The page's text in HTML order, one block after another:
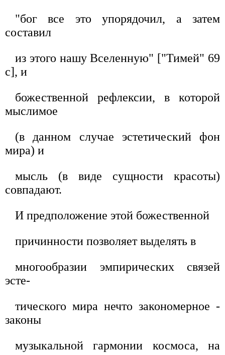
"бог все это упорядочил, а затем
составил
из этого нашу Вселенную" ["Тимей" 69
c], и
божественной рефлексии, в которой
мыслимое
(в данном случае эстетический фон
мира) и
мысль (в виде сущности красоты)
совпадают.
И предположение этой божественной
причинности позволяет выделять в
многообразии эмпирических связей
эсте-
тического мира нечто закономерное -
законы
музыкальной гармонии космоса, на